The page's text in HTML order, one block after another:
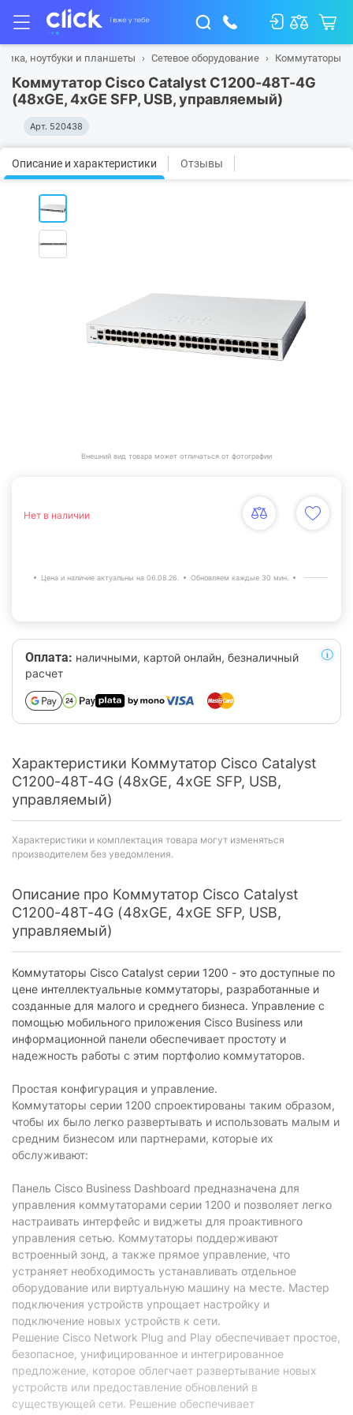
ноутбуки и планшеты Сетевое оборудование Коммутаторы
Коммутатор Cisco Catalyst C1200-48T-4G
(48хGE, 4xGE SFP, USB, управляемый)
Арт. 520438
Описание и характеристики Отзывы
Внешний вид товара может отличаться от фотографии
Нет в наличии
Цена и наличие актуальны на 06.08.26. Обновляем каждые 30 мин.
Оплата: наличными, картой онлайн, безналичный
расчет
Характеристики Коммутатор Cisco Catalyst
C1200-48T-4G (48хGE, 4xGE SFP, USB,
управляемый)
Характеристики и комплектация товара могут изменяться
производителем без уведомления.
Описание про Коммутатор Cisco Catalyst
C1200-48T-4G (48хGE, 4xGE SFP, USB,
управляемый)
Коммутаторы Cisco Catalyst серии 1200 - это доступные по
цене интеллектуальные коммутаторы, разработанные и
созданные для малого и среднего бизнеса. Управление с
помощью мобильного приложения Cisco Business или
информационной панели обеспечивает простоту и
надежность работы с этим портфолио коммутаторов.
Простая конфигурация и управление.
Коммутаторы серии 1200 спроектированы таким образом,
чтобы их было легко развертывать и использовать малым и
средним бизнесом или партнерами, которые их
обслуживают:
Панель Cisco Business Dashboard предназначена для
управления коммутаторами серии 1200 и позволяет легко
настраивать интерфейс и виджеты для проактивного
управления сетью. Коммутаторы поддерживают
встроенный зонд, а также прямое управление, что
устраняет необходимость устанавливать отдельное
оборудование или виртуальную машину на месте. Мастер
подключения устройств упрощает настройку и
подключение новых устройств к сети.
Решение Cisco Network Plug and Play обеспечивает простое,
безопасное, унифицированное и интегрированное
предложение, которое облегчает развертывание новых
устройств или предоставление обновлений в
существующей сети. Решение обеспечивает